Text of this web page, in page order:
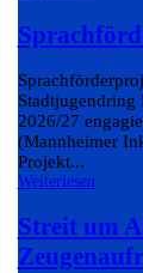
Stadtjugendring
2026/27
(Mannheimer
Projekt...
Weiterlesen
Streit um